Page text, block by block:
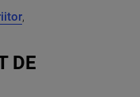
,
DE